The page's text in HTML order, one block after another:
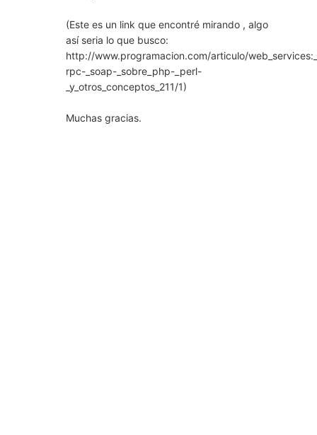
(Este es un link que encontré mirando , algo
así seria lo que busco:
http://www.programacion.com/articulo/
rpc-_soap-_sobre_php-_perl-
_y_otros_conceptos_211/1)
Muchas gracias.